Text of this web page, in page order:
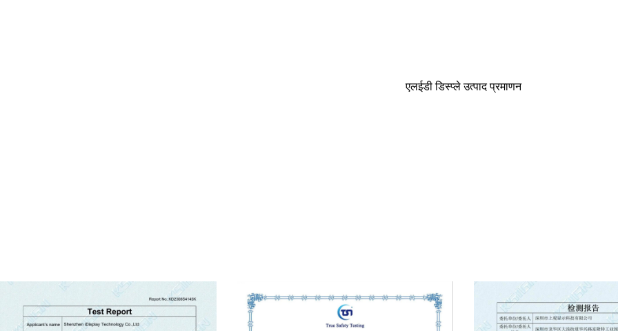
एलईडी डिस्प्ले उत्पाद प्रमाणन